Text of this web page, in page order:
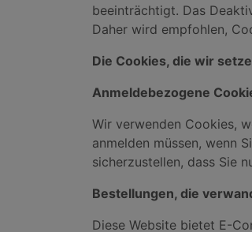
beeinträchtigt. Das
Daher wird empfohlen,
Die Cookies, die wir
Anmeldebezogene
Wir verwenden Cookies,
anmelden müssen, wenn
sicherzustellen, dass Sie
Bestellungen, die
Diese Website bietet E-